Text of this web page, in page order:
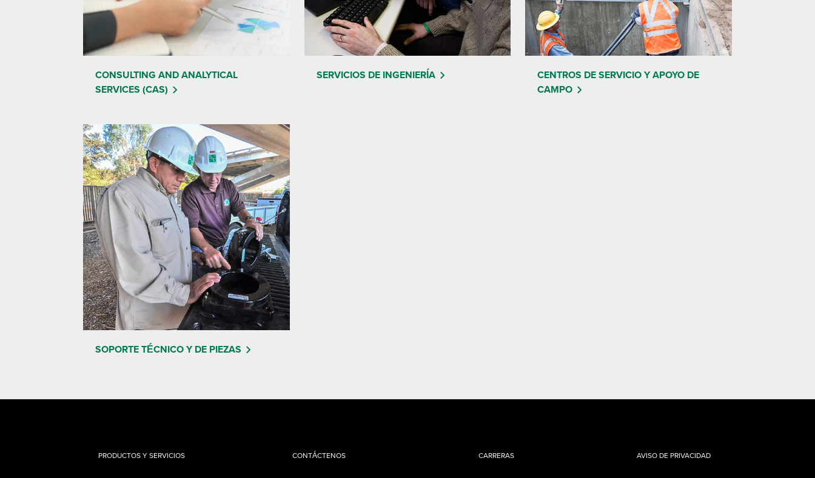
CONSULTING AND ANALYTICAL
SERVICES (CAS)
SERVICIOS DE INGENIERÍA
CENTROS DE SERVICIO Y APOYO DE
CAMPO
SOPORTE TÉCNICO Y DE PIEZAS
PRODUCTOS Y SERVICIOS CONTÁCTENOS CARRERAS AVISO DE PRIVACIDAD